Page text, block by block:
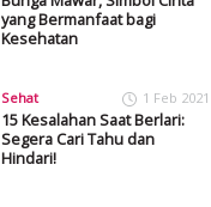
yang Bermanfaat bagi
Kesehatan
Sehat 1 Feb 2021
15 Kesalahan Saat Berlari:
Segera Cari Tahu dan
Hindari!